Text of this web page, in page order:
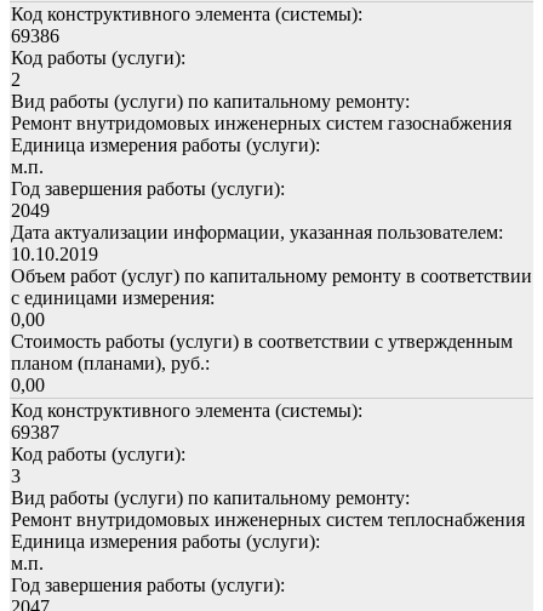
Код конструктивного элемента (системы):
69386
Код работы (услуги):
2
Вид работы (услуги) по капитальному ремонту:
Ремонт внутридомовых инженерных систем газоснабжения
Единица измерения работы (услуги):
м.п.
Год завершения работы (услуги):
2049
Дата актуализации информации, указанная пользователем:
10.10.2019
Объем работ (услуг) по капитальному ремонту в соответствии
с единицами измерения:
0,00
Стоимость работы (услуги) в соответствии с утвержденным
планом (планами), руб.:
0,00
Код конструктивного элемента (системы):
69387
Код работы (услуги):
3
Вид работы (услуги) по капитальному ремонту:
Ремонт внутридомовых инженерных систем теплоснабжения
Единица измерения работы (услуги):
м.п.
Год завершения работы (услуги):
2047